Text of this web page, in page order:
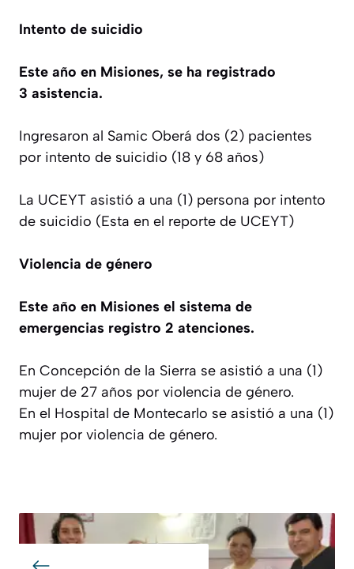
Intento de suicidio
Este año en Misiones, se ha registrado
3 asistencia.
Ingresaron al Samic Oberá dos (2) pacientes
por intento de suicidio (18 y 68 años)
La UCEYT asistió a una (1) persona por intento
de suicidio (Esta en el reporte de UCEYT)
Violencia de género
Este año en Misiones el sistema de
emergencias registro 2 atenciones.
En Concepción de la Sierra se asistió a una (1)
mujer de 27 años por violencia de género.
En el Hospital de Montecarlo se asistió a una (1)
mujer por violencia de género.